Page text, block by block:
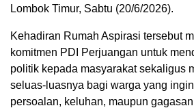
Lombok Timur, Sabtu (20/6/2026).
Kehadiran Rumah Aspirasi tersebut
komitmen PDI Perjuangan untuk
politik kepada masyarakat sekaligus
seluas-luasnya bagi warga yang
persoalan, keluhan, maupun